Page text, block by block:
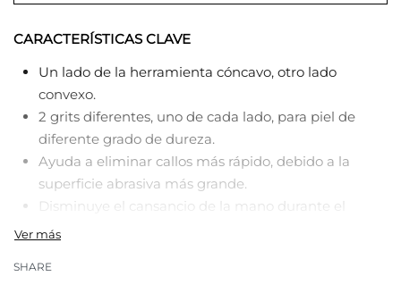
CARACTERÍSTICAS CLAVE
Un lado de la herramienta cóncavo, otro lado
convexo.
2 grits diferentes, uno de cada lado, para piel de
diferente grado de dureza.
Ayuda a eliminar callos más rápido, debido a la
superficie abrasiva más grande.
Disminuye el cansancio de la mano durante el
tratamiento, gracias al peso ligero de la
Cómodo agarre en la mano gracias al mango
SHARE